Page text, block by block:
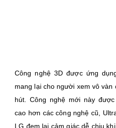
Công nghệ 3D được ứng
mang lại cho người xem vô
hút. Công nghệ mới này
cao hơn các công nghệ cũ,
LG đem lại cảm giác dễ chịu